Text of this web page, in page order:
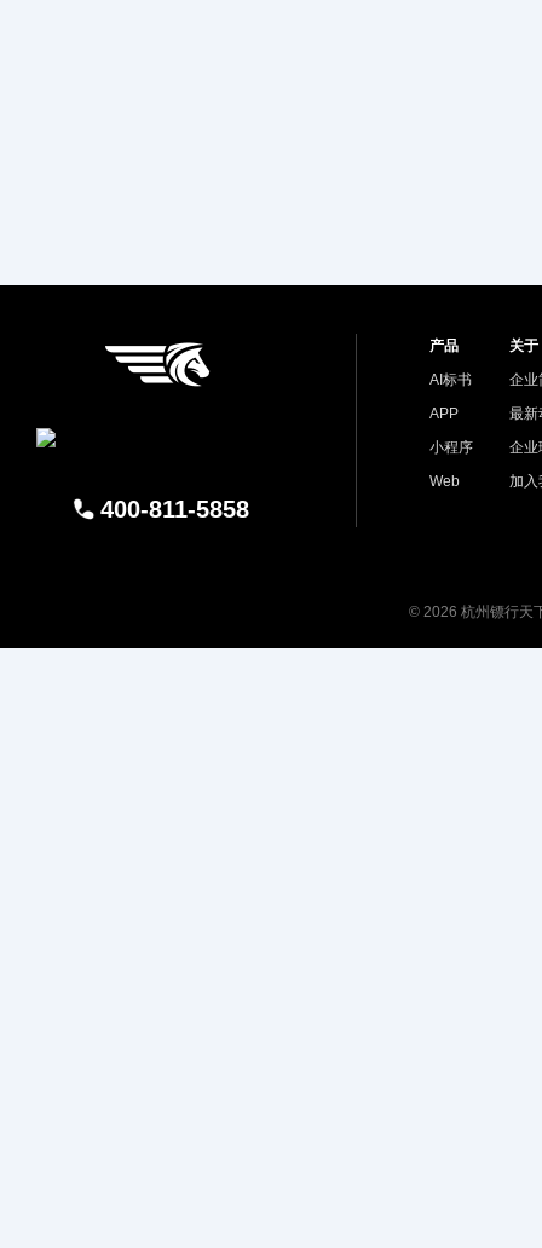
400-811-5858
产品
AI标书
APP
小程序
Web
关于
企业
最新
企业
加入
© 2026 杭州镖行天